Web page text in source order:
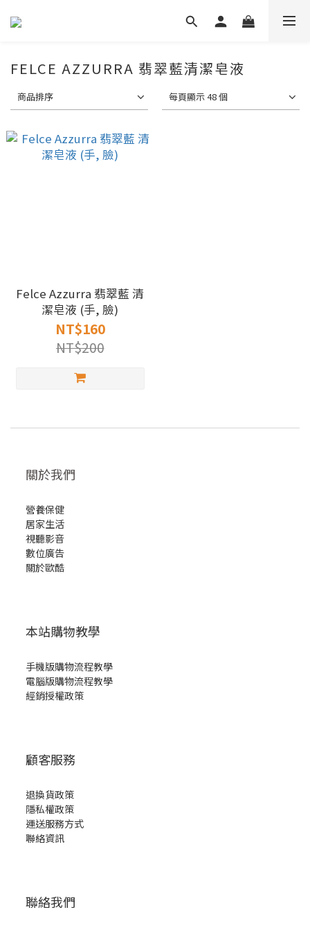
FELCE AZZURRA 翡翠藍清潔皂液
商品排序 每頁顯示 48 個
Felce Azzurra 翡翠藍 清
潔皂液 (手, 臉)
NT$160
NT$200
關於我們
營養保健
居家生活
視聽影音
數位廣告
關於歐酷
本站購物教學
手機版購物流程教學
電腦版購物流程教學
經銷授權政策
顧客服務
退換貨政策
隱私權政策
運送服務方式
聯絡資訊
聯絡我們